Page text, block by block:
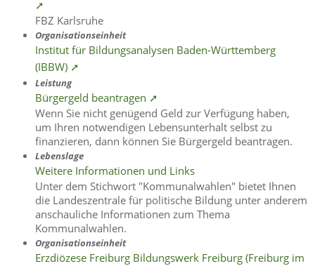
➚
FBZ Karlsruhe
Organisationseinheit
Institut für Bildungsanalysen Baden-Württemberg
(IBBW) ➚
Leistung
Bürgergeld beantragen ➚
Wenn Sie nicht genügend Geld zur Verfügung haben,
um Ihren notwendigen Lebensunterhalt selbst zu
finanzieren, dann können Sie Bürgergeld beantragen.
Lebenslage
Weitere Informationen und Links
Unter dem Stichwort "Kommunalwahlen" bietet Ihnen
die Landeszentrale für politische Bildung unter anderem
anschauliche Informationen zum Thema
Kommunalwahlen.
Organisationseinheit
Erzdiözese Freiburg Bildungswerk Freiburg (Freiburg im